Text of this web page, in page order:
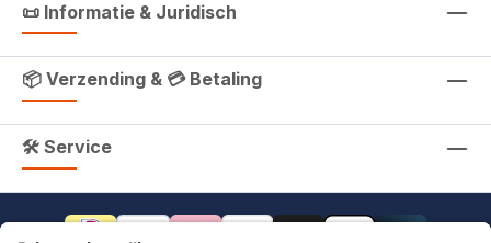
📜 Informatie & Juridisch
📦 Verzending & 💳 Betaling
🛠 Service